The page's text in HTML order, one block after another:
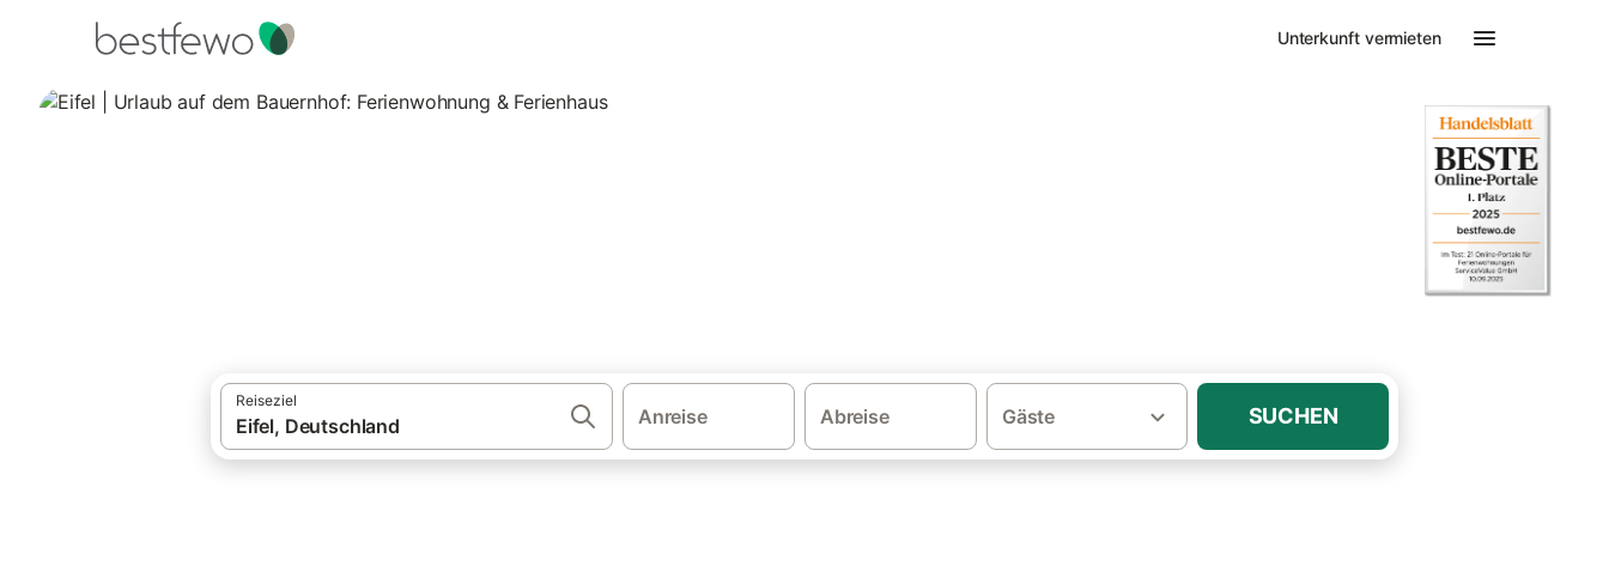
Unterkunft vermieten
Reiseziel
Anreise Abreise Gäste SUCHEN